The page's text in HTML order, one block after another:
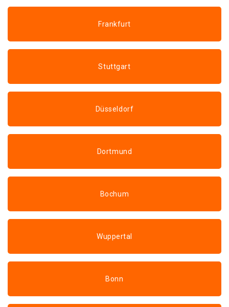
Frankfurt
Stuttgart
Düsseldorf
Dortmund
Bochum
Wuppertal
Bonn